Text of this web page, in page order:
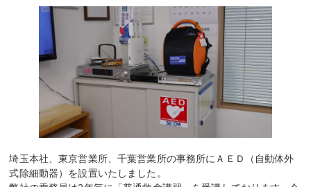
埼玉本社、東京営業所、千葉営業所の事務所にＡＥＤ（自動体外
式除細動器）を設置いたしました。